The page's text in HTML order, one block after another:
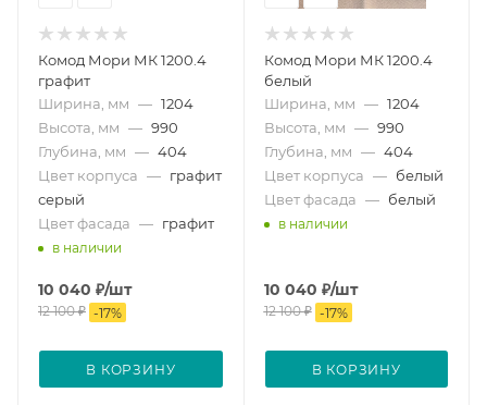
Комод Мори МК 1200.4
графит
Ширина, мм — 1204
Высота, мм — 990
Глубина, мм — 404
Цвет корпуса — графит
серый
Цвет фасада — графит
в наличии
10 040 ₽/шт
12 100₽ -17%
В КОРЗИНУ
Комод Мори МК 1200.4
белый
Ширина, мм — 1204
Высота, мм — 990
Глубина, мм — 404
Цвет корпуса — белый
Цвет фасада — белый
в наличии
10 040 ₽/шт
12 100₽ -17%
В КОРЗИНУ